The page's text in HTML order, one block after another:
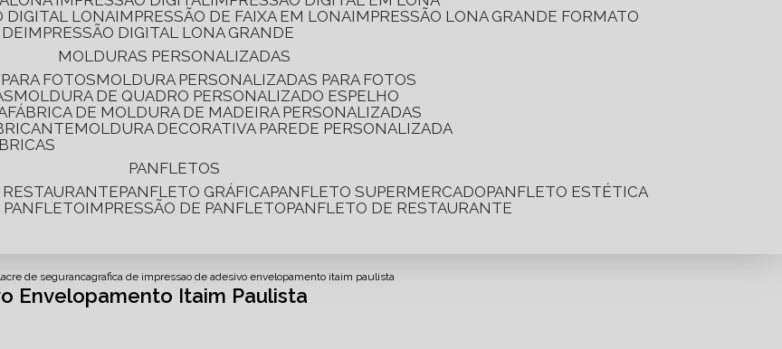
DIGITAL LONA IMPRESSÃO DE FAIXA EM LONA IMPRESSÃO LONA GRANDE FORMATO
IMPRESSÃO DIGITAL LONA GRANDE
MOLDURAS PERSONALIZADAS
FOTOS
MOLDURA PERSONALIZADAS PARA FOTOS
MOLDURA DE QUADRO PERSONALIZADO ESPELHO
FÁBRICA DE MOLDURA DE MADEIRA PERSONALIZADAS
MOLDURA DECORATIVA PAREDE PERSONALIZADA
PANFLETOS
RESTAURANTE PANFLETO GRÁFICA PANFLETO SUPERMERCADO PANFLETO ESTÉTICA
PANFLETO IMPRESSÃO DE PANFLETO PANFLETO DE RESTAURANTE
de segurancagrafica de impressao de adesivo envelopamento itaim paulista
Envelopamento Itaim Paulista